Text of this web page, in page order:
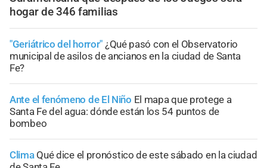
hogar de 346 familias
"Geriátrico del horror" ¿Qué pasó con el Observatorio
municipal de asilos de ancianos en la ciudad de Santa
Fe?
Ante el fenómeno de El Niño El mapa que protege a
Santa Fe del agua: dónde están los 54 puntos de
bombeo
Clima Qué dice el pronóstico de este sábado en la ciudad